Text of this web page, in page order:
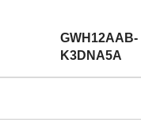
GWH12AAB-
K3DNA5A